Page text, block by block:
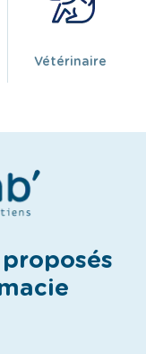
Vétérinaire